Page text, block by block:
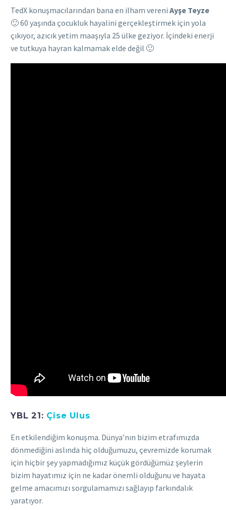
TedX konuşmacılarından bana en ilham vereni Ayşe Teyze
🙂 60 yaşında çocukluk hayalini gerçekleştirmek için yola
çıkıyor, azıcık yetim maaşıyla 25 ülke geziyor. İçindeki enerji
ve tutkuya hayran kalmamak elde değil 🙂
YBL 21: Çise Ulus
En etkilendiğim konuşma. Dünya’nın bizim etrafımızda
dönmediğini aslında hiç olduğumuzu, çevremizde korumak
için hiçbir şey yapmadığımız küçük gördüğümüz şeylerin
bizim hayatımız için ne kadar önemli olduğunu ve hayata
gelme amacımızı sorgulamamızı sağlayıp farkındalık
yaratıyor.